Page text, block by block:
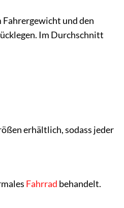
Fahrergewicht und den
Im Durchschnitt
erhältlich, sodass jeder
Fahrrad behandelt.